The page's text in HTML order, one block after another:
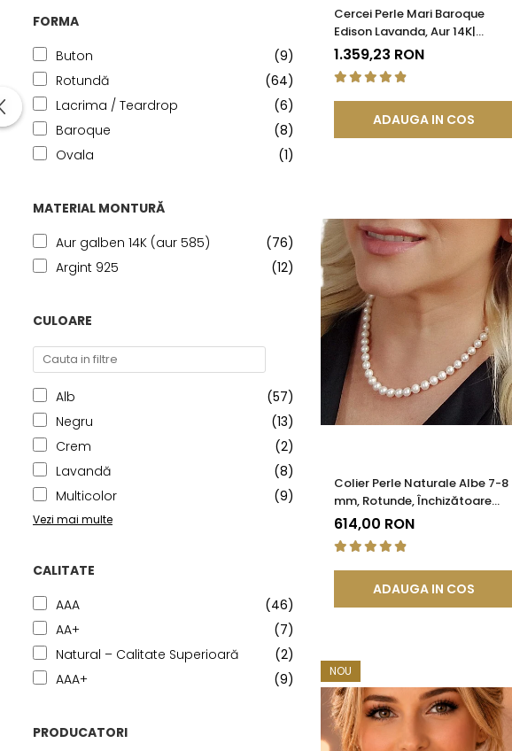
FORMA
Buton
(9)
Rotundă
(64)
Lacrima / Teardrop
(6)
Baroque
(8)
Ovala
(1)
MATERIAL MONTURĂ
Aur galben 14K (aur 585)
(76)
Argint 925
(12)
CULOARE
Alb
(57)
Negru
(13)
Crem
(2)
Lavandă
(8)
Multicolor
(9)
Vezi mai multe
CALITATE
AAA
(46)
AA+
(7)
Natural – Calitate Superioară
(2)
AAA+
(9)
PRODUCATORI
Cercei Perle Mari Baroque
Edison Lavanda, Aur 14K|
KASKADDA®
1.359,23 RON
ADAUGA IN COS
Colier Perle Naturale Albe 7-8
mm, Rotunde, Închizătoare
Argint 925 | KASKADDA®
614,00 RON
ADAUGA IN COS
NOU